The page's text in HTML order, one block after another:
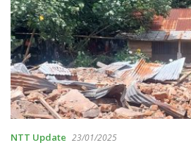
NTT Update 23/01/2025